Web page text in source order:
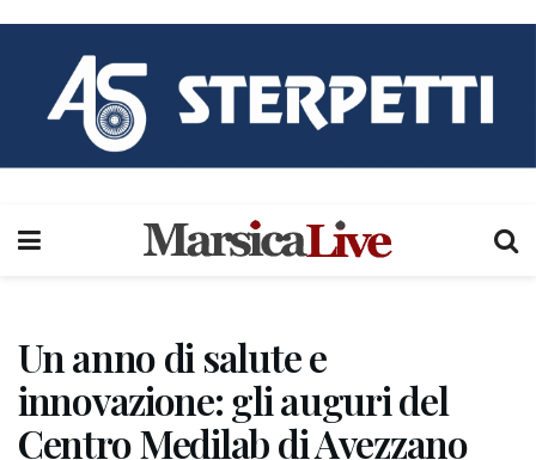
Un anno di salute e
innovazione: gli auguri del
Centro Medilab di Avezzano